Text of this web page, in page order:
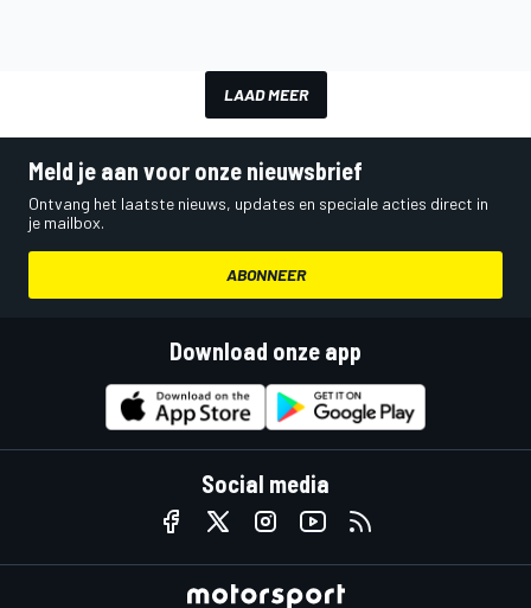
LAAD MEER
Meld je aan voor onze nieuwsbrief
Ontvang het laatste nieuws, updates en speciale acties direct in
je mailbox.
ABONNEER
Download onze app
Social media